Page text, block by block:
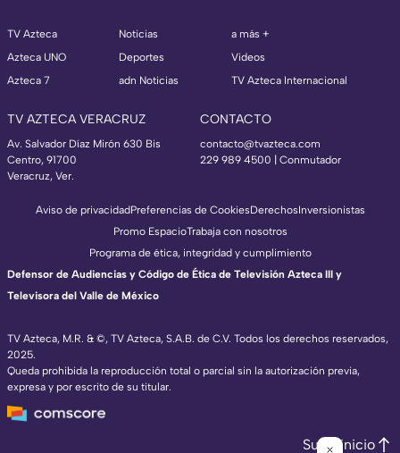
TV Azteca
Azteca UNO
Azteca 7
Noticias
Deportes
adn Noticias
a más +
Videos
TV Azteca Internacional
TV AZTECA VERACRUZ
Av. Salvador Díaz Mirón 630 Bis
Centro, 91700
Veracruz, Ver.
CONTACTO
contacto@tvazteca.com
229 989 4500 | Conmutador
TV Azteca, M.R. & ©, TV Azteca, S.A.B. de C.V. Todos los derechos reservados,
2025.
Queda prohibida la reproducción total o parcial sin la autorización previa,
expresa y por escrito de su titular.
Aviso de privacidadPreferencias de CookiesDerechosInversionistas
Promo EspacioTrabaja con nosotros
Programa de ética, integridad y cumplimiento
Defensor de Audiencias y Código de Ética de Televisión Azteca III y
Televisora del Valle de México
Subir inicio